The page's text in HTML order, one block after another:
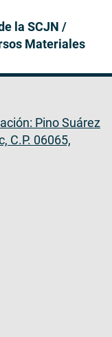
la SCJN /
Materiales
Pino Suárez
C.P. 06065,